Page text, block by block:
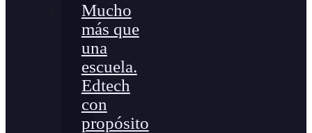
Mucho
más que
una
escuela.
Edtech
con
propósito